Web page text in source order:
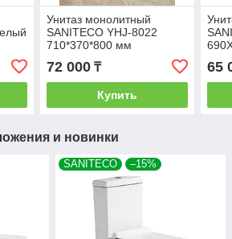
Унитаз монолитный
SANITECO YHJ-8022
710*370*800 мм
72 000₸
Купить
65
и новинки
SANITECO –15%